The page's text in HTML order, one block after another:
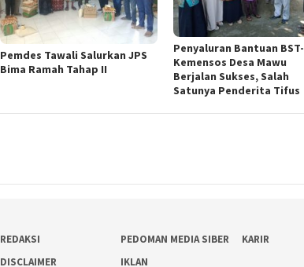
Pemdes Tawali Salurkan JPS
Bima Ramah Tahap II
Penyaluran Bantuan BST-
Kemensos Desa Mawu
Berjalan Sukses, Salah
Satunya Penderita Tifus
REDAKSI PEDOMAN MEDIA SIBER
KARIR
DISCLAIMER
IKLAN